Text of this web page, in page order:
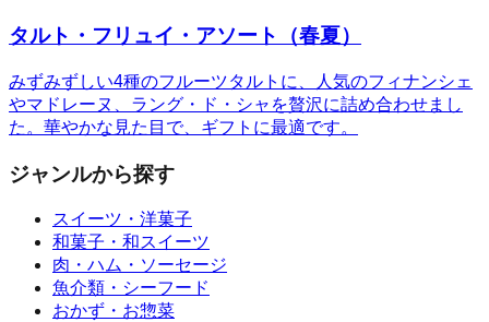
タルト・フリュイ・アソート（春夏）
みずみずしい4種のフルーツタルトに、人気のフィナンシェ
やマドレーヌ、ラング・ド・シャを贅沢に詰め合わせまし
た。華やかな見た目で、ギフトに最適です。
ジャンルから探す
スイーツ・洋菓子
和菓子・和スイーツ
肉・ハム・ソーセージ
魚介類・シーフード
おかず・お惣菜